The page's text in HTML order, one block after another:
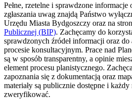
Pełne, rzetelne i sprawdzone informacje
zgłaszania uwag znajdą Państwo
Urzędu Miasta Bydgoszczy oraz na
Publicznej (BIP). Zachęcamy do
sprawdzonych źródeł informacji oraz
procesie konsultacyjnym. Prace nad
są w sposób transparentny, a opinie
element procesu planistycznego.
zapoznania się z dokumentacją oraz
materiały są publicznie dostępne i
zweryfikować.